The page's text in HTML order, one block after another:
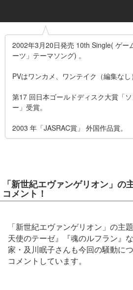
2002年3月20日発売 10th Single( ゲー
ーツ」テーマソング) 。
PVはワンカメ、ワンテイク（編集なし
第17 回日本ゴールドディスク大賞「
ー」受賞。
2003 年「JASRAC賞」 外国作品賞。
「新世紀エヴァンゲリオン」の
コメント！
「新世紀エヴァンゲリオン」の主
天使のテーゼ』『魂のルフラン』
家・及川眠子さんも今回の騒動に
コメントしています。